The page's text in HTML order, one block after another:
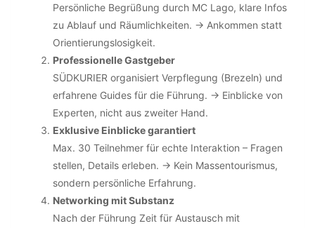
Persönliche Begrüßung durch MC Lago, klare Infos
zu Ablauf und Räumlichkeiten. → Ankommen statt
Orientierungslosigkeit.
Professionelle Gastgeber
SÜDKURIER organisiert Verpflegung (Brezeln) und
erfahrene Guides für die Führung. → Einblicke von
Experten, nicht aus zweiter Hand.
Exklusive Einblicke garantiert
Max. 30 Teilnehmer für echte Interaktion – Fragen
stellen, Details erleben. → Kein Massentourismus,
sondern persönliche Erfahrung.
Networking mit Substanz
Nach der Führung Zeit für Austausch mit